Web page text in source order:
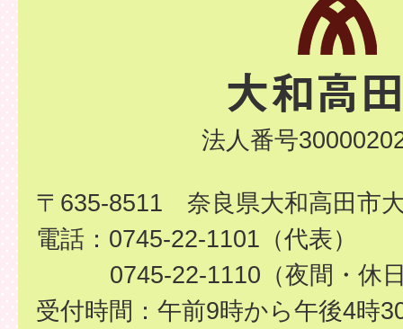
法人番号
〒635-8511 奈良県大和高田市
電話：0745-22-1101（代表）
0745-22-1110（夜間・休
受付時間：午前9時から午後4時